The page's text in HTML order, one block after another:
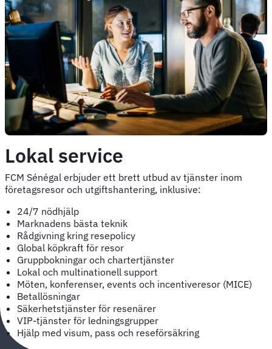
Lokal service
FCM Sénégal erbjuder ett brett utbud av tjänster inom
företagsresor och utgiftshantering, inklusive:
24/7 nödhjälp
Marknadens bästa teknik
Rådgivning kring resepolicy
Global köpkraft för resor
Gruppbokningar och chartertjänster
Lokal och multinationell support
Möten, konferenser, events och incentiveresor (MICE)
Betallösningar
Säkerhetstjänster för resenärer
VIP-tjänster för ledningsgrupper
Hjälp med visum, pass och reseförsäkring